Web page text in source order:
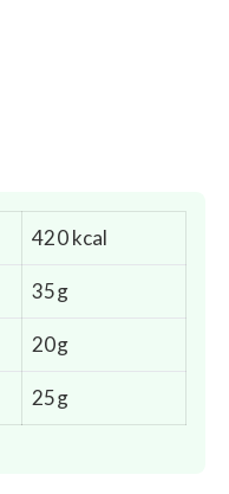
420 kcal
35g
20g
25g